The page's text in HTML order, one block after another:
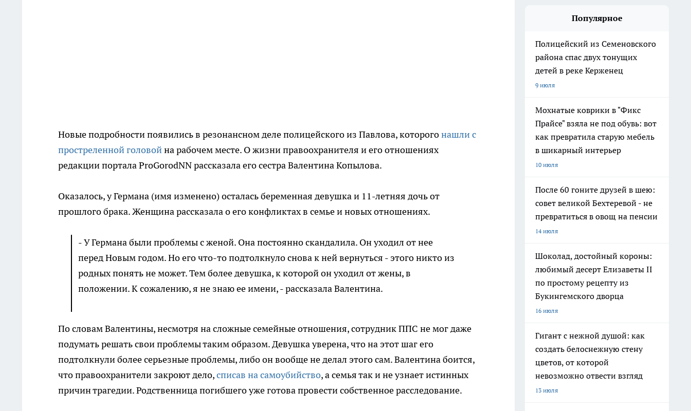
Новые подробности появились в резонансном деле полицейского из Павлова, которогонашли с
простреленной головойна рабочем месте. О жизни правоохранителя и его отношениях
редакции портала ProGorodNN рассказала его сестра Валентина Копылова.
Оказалось, у Германа (имя изменено) осталась беременная девушка и 11-летняя дочь от
прошлого брака. Женщина рассказала о его конфликтах в семье и новых отношениях.
- У Германа были проблемы с женой. Она постоянно скандалила. Он уходил от нее
перед Новым годом. Но его что-то подтолкнуло снова к ней вернуться - этого никто из
родных понять не может. Тем более девушка, к которой он уходил от жены, в
положении. К сожалению, я не знаю ее имени, - рассказала Валентина.
По словам Валентины, несмотря на сложные семейные отношения, сотрудник ППС не мог даже
подумать решать свои проблемы таким образом. Девушка уверена, что на этот шаг его
подтолкнули более серьезные проблемы, либо он вообще не делал этого сам. Валентина боится,
что правоохранители закроют дело,списав на самоубийство, а семья так и не узнает истинных
причин трагедии. Родственница погибшего уже готова провести собственное расследование.
Популярное
Полицейский из Семеновского
района спас двух тонущих
детей в реке Керженец
9 июля
Мохнатые коврики в "Фикс
Прайсе" взяла не под обувь: вот
как превратила старую мебель
в шикарный интерьер
10 июля
После 60 гоните друзей в шею:
совет великой Бехтеревой - не
превратиться в овощ на пенсии
14 июля
Шоколад, достойный короны:
любимый десерт Елизаветы II
по простому рецепту из
Букингемского дворца
16 июля
Гигант с нежной душой: как
создать белоснежную стену
цветов, от которой
невозможно отвести взгляд
13 июля